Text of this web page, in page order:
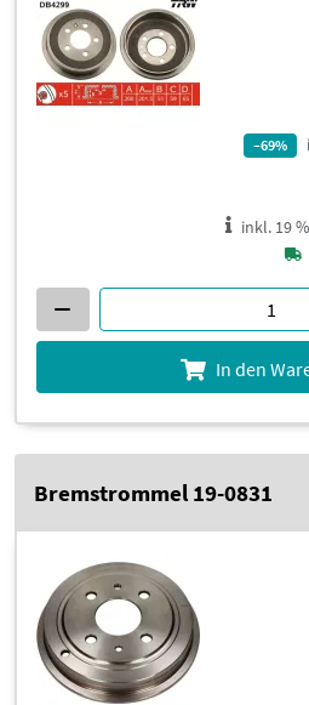
–69%
inkl. 19
In den
Bremstrommel 19-0831